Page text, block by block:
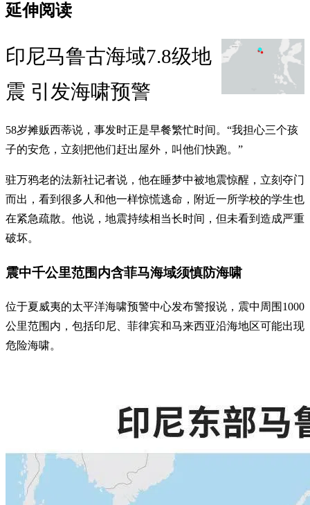
延伸阅读
印尼马鲁古海域7.8级地
震 引发海啸预警
58岁摊贩西蒂说，事发时正是早餐繁忙时间。“我担心三个孩
子的安危，立刻把他们赶出屋外，叫他们快跑。”
驻万鸦老的法新社记者说，他在睡梦中被地震惊醒，立刻夺门
而出，看到很多人和他一样惊慌逃命，附近一所学校的学生也
在紧急疏散。他说，地震持续相当长时间，但未看到造成严重
破坏。
震中千公里范围内含菲马海域须慎防海啸
位于夏威夷的太平洋海啸预警中心发布警报说，震中周围1000
公里范围内，包括印尼、菲律宾和马来西亚沿海地区可能出现
危险海啸。